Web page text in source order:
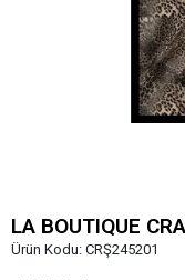
LA BOUTIQUE
Ürün Kodu: CRŞ245201